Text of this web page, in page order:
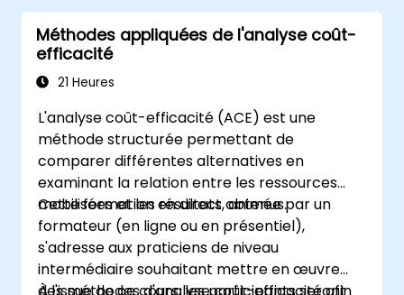
Méthodes appliquées de l'analyse coût-
efficacité
21 Heures
L'analyse coût-efficacité (ACE) est une
méthode structurée permettant de
comparer différentes alternatives en
examinant la relation entre les ressources
mobilisées et les résultats obtenus.
Cette formation en direct, animée par un
formateur (en ligne ou en présentiel),
s'adresse aux praticiens de niveau
intermédiaire souhaitant mettre en œuvre
des méthodes d'analyse coût-efficacité afin
À l'issue de ce cours, les participants seront